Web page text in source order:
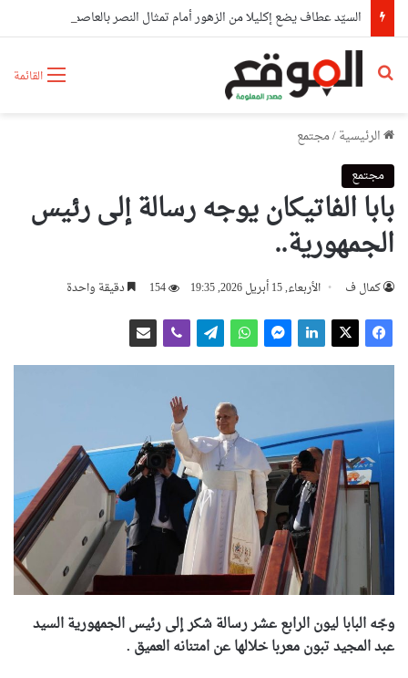
القائمة بحث عن
الرئيسية/مجتمع
مجتمع
بابا الفاتيكان يوجه رسالة إلى رئيس
الجمهورية..
كمال ف الأربعاء, 15 أبريل 2026, 19:35 154 دقيقة واحدة
وجّه البابا ليون الرابع عشر رسالة شكر إلى رئيس الجمهورية السيد
عبد المجيد تبون معربا خلالها عن امتنانه العميق .